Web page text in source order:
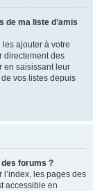
de ma liste d’amis
les ajouter à votre
directement des
en saisissant leur
vos listes depuis
forums ?
les pages des
accessible en